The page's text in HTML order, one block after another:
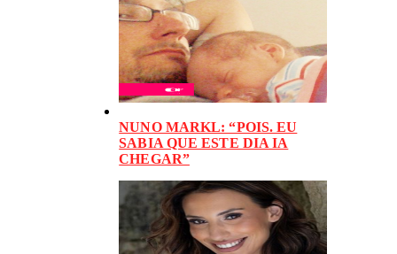
NUNO MARKL: “POIS. EU
SABIA QUE ESTE DIA IA
CHEGAR”